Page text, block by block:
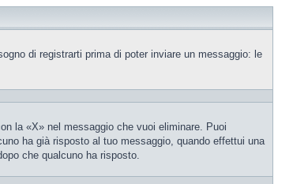
di registrarti prima di poter inviare un messaggio: le
la «X» nel messaggio che vuoi eliminare. Puoi
ha già risposto al tuo messaggio, quando effettui una
che qualcuno ha risposto.